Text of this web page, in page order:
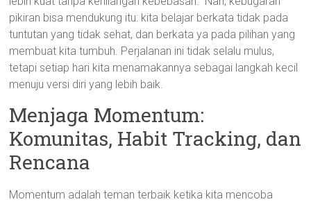
pikiran bisa mendukung itu: kita belajar berkata tidak pada
tuntutan yang tidak sehat, dan berkata ya pada pilihan yang
membuat kita tumbuh. Perjalanan ini tidak selalu mulus,
tetapi setiap hari kita menamakannya sebagai langkah kecil
menuju versi diri yang lebih baik.
Menjaga Momentum:
Komunitas, Habit Tracking, dan
Rencana
Momentum adalah teman terbaik ketika kita mencoba